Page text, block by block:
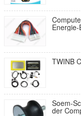
TWINB
Soem-
der